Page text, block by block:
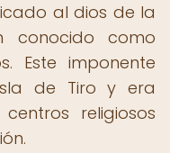
al dios de la
conocido como
Este imponente
de Tiro y era
religiosos